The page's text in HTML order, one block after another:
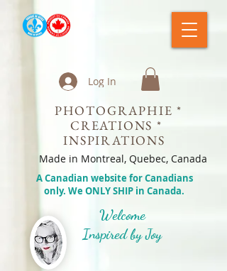
Log In
PHOTOGRAPHIE *
CREATIONS *
INSPIRATIONS
Made in Montreal, Quebec, Canada
A Canadian website for Canadians
only. We ONLY SHIP in Canada.
Welcome
Inspired by Joy